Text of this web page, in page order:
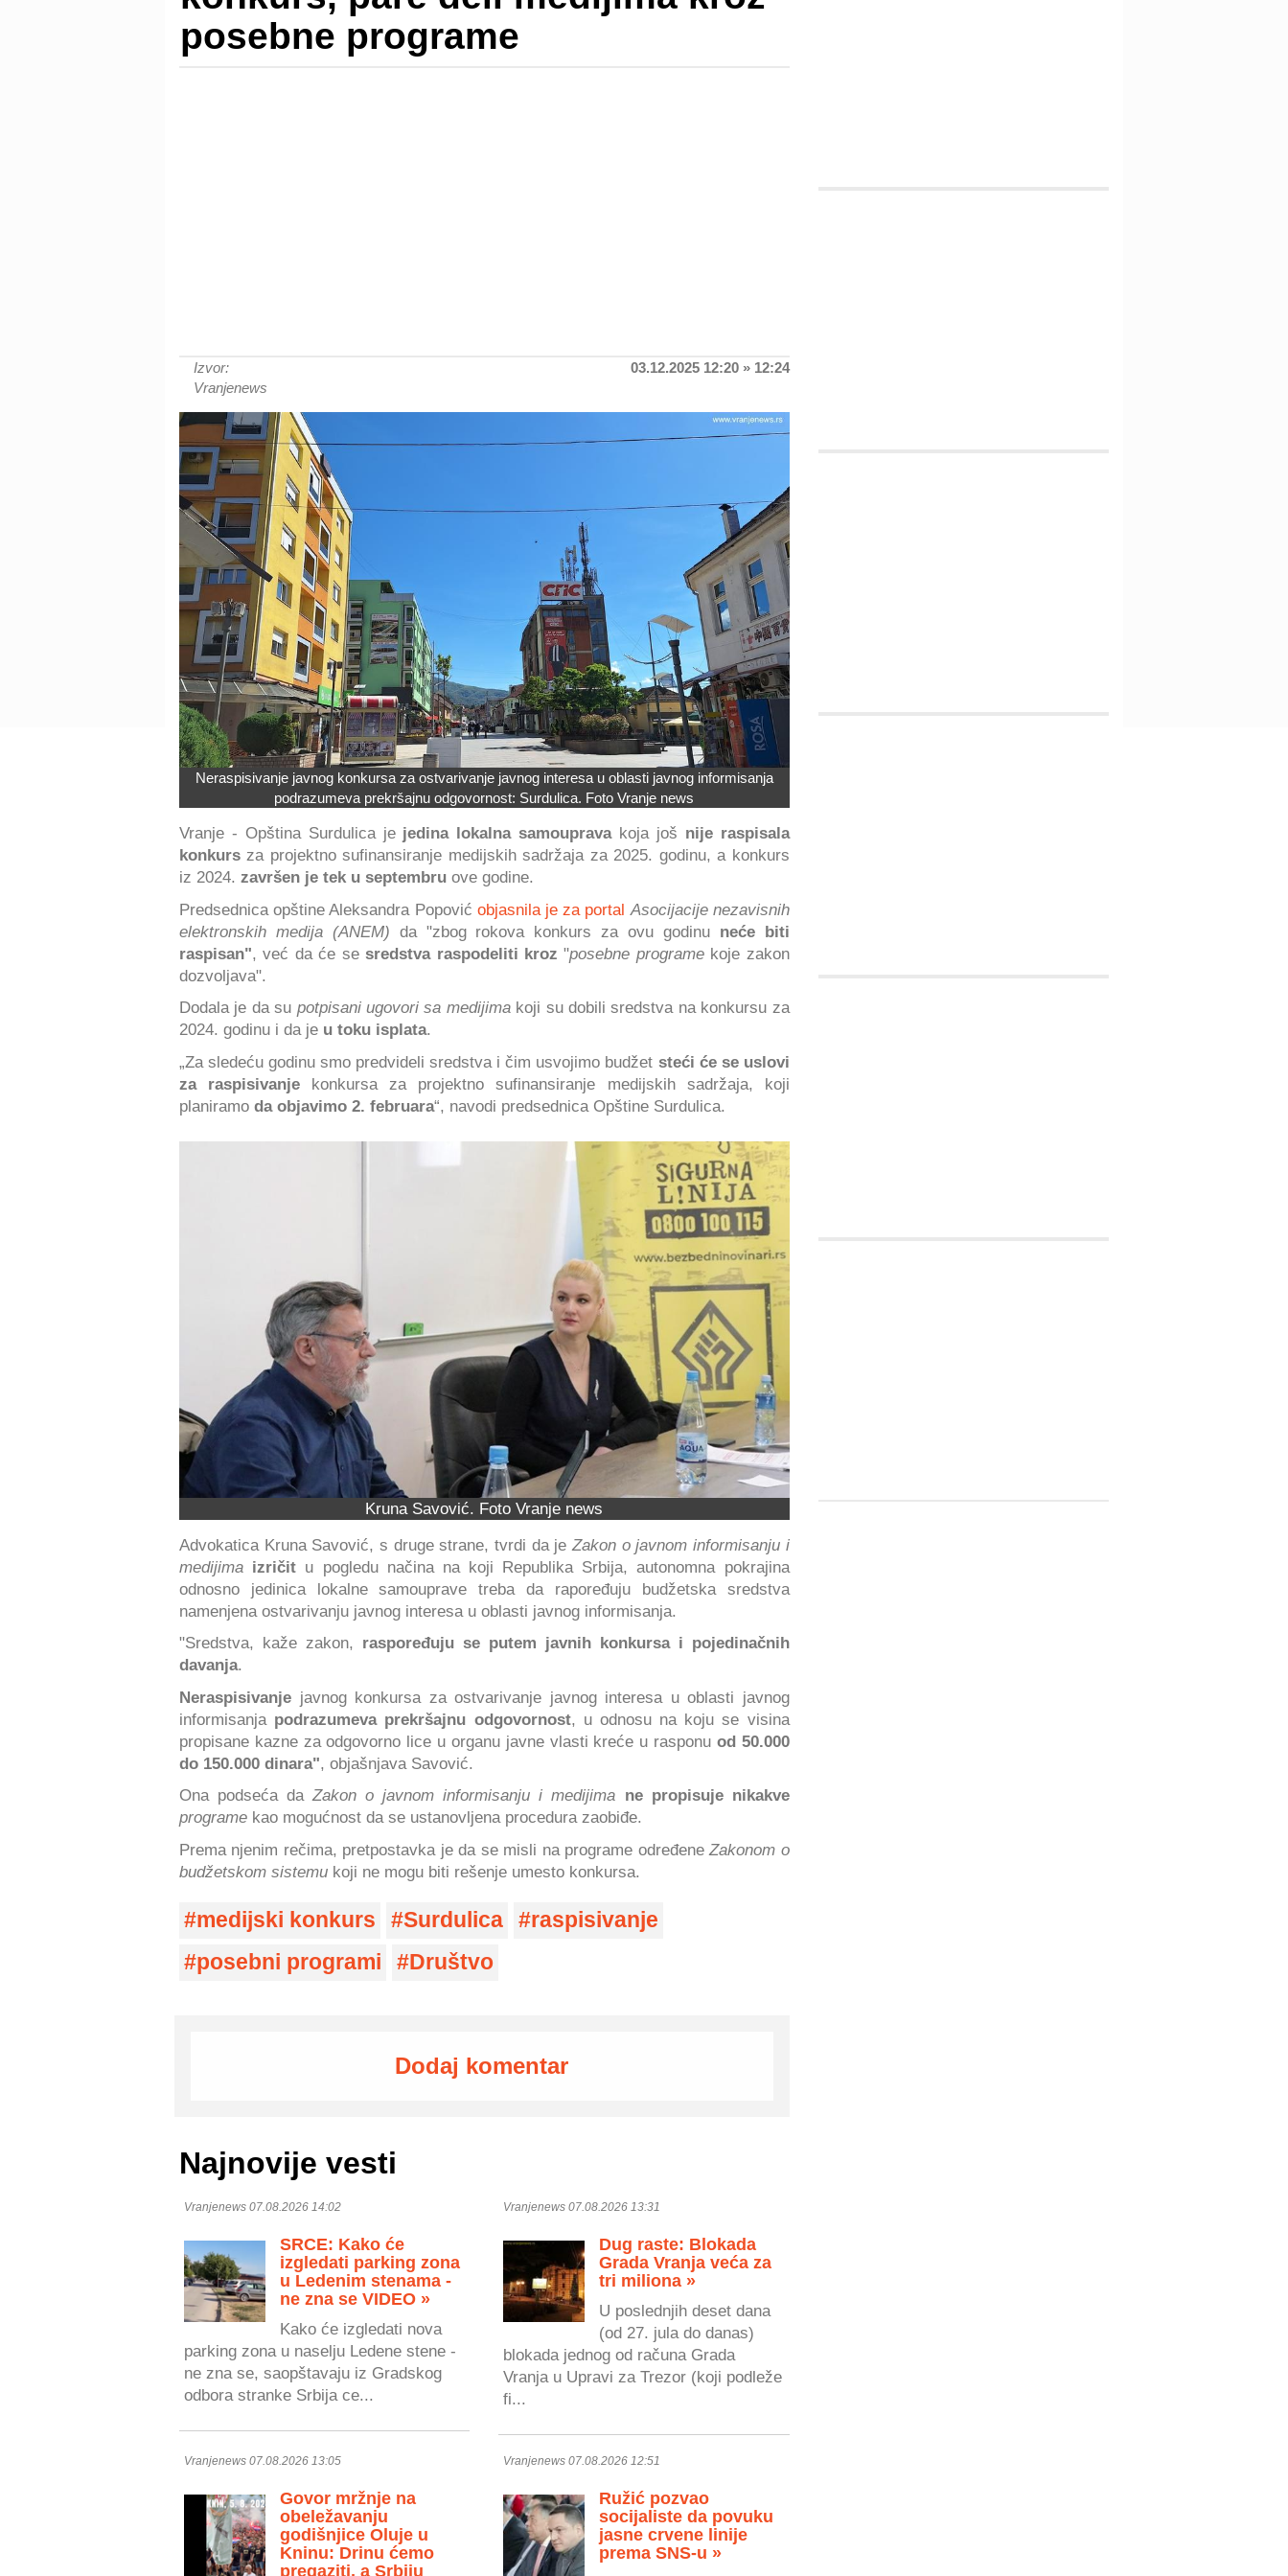
posebne programe
Izvor:
Vranjenews
03.12.2025 12:20 » 12:24
Neraspisivanje javnog konkursa za ostvarivanje javnog interesa u oblasti javnog informisanja
podrazumeva prekršajnu odgovornost: Surdulica. Foto Vranje news
Vranje - Opština Surdulica je jedina lokalna samouprava koja još nije raspisala
konkurs za projektno sufinansiranje medijskih sadržaja za 2025. godinu, a konkurs
iz 2024. završen je tek u septembru ove godine.
Predsednica opštine Aleksandra Popović objasnila je za portal Asocijacije nezavisnih
elektronskih medija (ANEM) da "zbog rokova konkurs za ovu godinu neće biti
raspisan", već da će sesredstva raspodeliti kroz "posebne programekoje zakon
dozvoljava".
Dodala je da su potpisani ugovori sa medijimakoji su dobili sredstva na konkursu za
2024. godinu i da je u toku isplata.
„Za sledeću godinu smo predvideli sredstva i čim usvojimo budžet steći će se uslovi
za raspisivanje konkursa za projektno sufinansiranje medijskih sadržaja, koji
planiramo da objavimo 2. februara“, navodi predsednica Opštine Surdulica.
Kruna Savović. Foto Vranje news
Advokatica Kruna Savović, s druge strane, tvrdi da je Zakon o javnom informisanju i
medijima izričit u pogledu načina na koji Republika Srbija, autonomna pokrajina
odnosno jedinica lokalne samouprave treba da rapoređuju budžetska sredstva
namenjena ostvarivanju javnog interesa u oblasti javnog informisanja.
"Sredstva, kaže zakon, raspoređuju se putem javnih konkursa i pojedinačnih
davanja.
Neraspisivanje javnog konkursa za ostvarivanje javnog interesa u oblasti javnog
informisanja podrazumeva prekršajnu odgovornost, u odnosu na koju se visina
propisane kazne za odgovorno lice u organu javne vlasti kreće u rasponu od 50.000
do 150.000 dinara", objašnjava Savović.
Ona podseća daZakon o javnom informisanju i medijima
ne propisuje nikakve
programe kao mogućnost da se ustanovljena procedura zaobiđe.
Prema njenim rečima, pretpostavka je da se misli na programe određeneZakonom o
budžetskom sistemu koji ne mogu biti rešenje umesto konkursa.
medijski konkurs Surdulica
raspisivanje
posebni programi
Društvo
Dodaj komentar
Najnovije vesti
Vranjenews 07.08.2026 14:02
SRCE: Kako će
izgledati parking zona
u Ledenim stenama -
ne zna se VIDEO »
Kako će izgledati nova
parking zona u naselju Ledene stene -
ne zna se, saopštavaju iz Gradskog
odbora stranke Srbija ce...
Vranjenews 07.08.2026 13:31
Dug raste: Blokada
Grada Vranja veća za
tri miliona »
U poslednjih deset dana
(od 27. jula do danas)
blokada jednog od računa Grada
Vranja u Upravi za Trezor (koji podleže
fi...
Vranjenews 07.08.2026 13:05
Govor mržnje na
obeležavanju
godišnjice Oluje u
Kninu: Drinu ćemo
pregaziti, a Srbiju
Vranjenews 07.08.2026 12:51
Ružić pozvao
socijaliste da povuku
jasne crvene linije
prema SNS-u »